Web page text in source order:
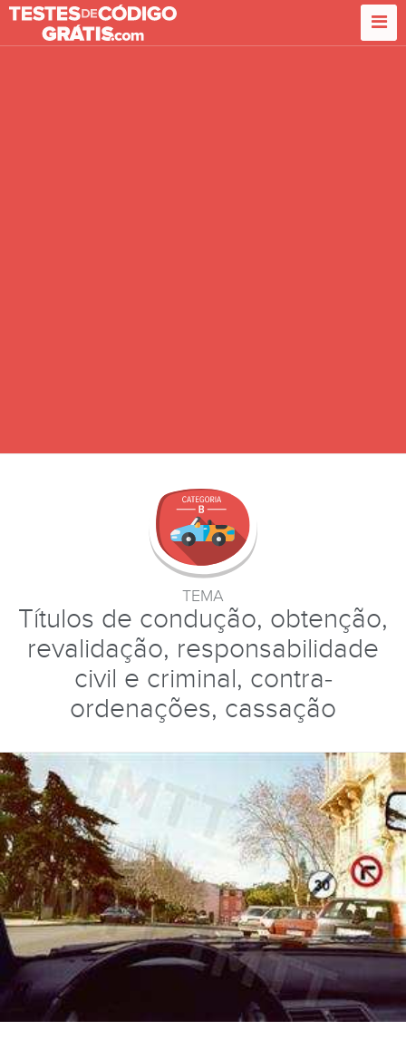
TEMA
Títulos de condução, obtenção,
revalidação, responsabilidade
civil e criminal, contra-
ordenações, cassação